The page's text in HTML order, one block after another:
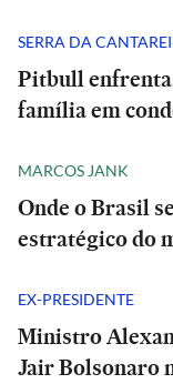
SERRA DA
Pitbull
família em
MARCOS JANK
Onde o Brasil
estratégico do
EX-PRESIDENTE
Ministro
Jair Bolsonaro